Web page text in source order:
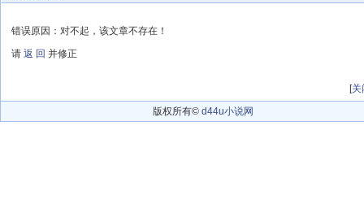
错误原因：对不起，该文章不存在！
请 返 回 并修正
[关
版权所有© d44u小说网